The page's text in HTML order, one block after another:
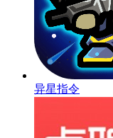
异星指令